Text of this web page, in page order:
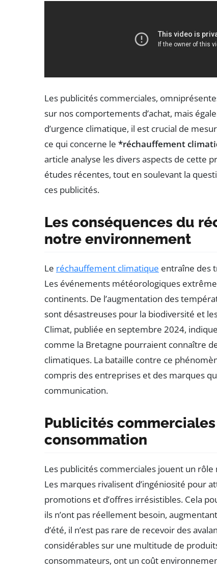
Les publicités commerciales,
sur nos comportements d’achat, mais
d’urgence climatique, il est crucial de
ce qui concerne le *réchauffement
article analyse les divers aspects de cette
études récentes, tout en soulevant la
ces publicités.
Les conséquences du
notre environnement
Le réchauffement climatique entraîne des
Les événements météorologiques
continents. De l’augmentation des
sont désastreuses pour la biodiversité et
Climat, publiée en septembre 2024,
comme la Bretagne pourraient connaître
climatiques. La bataille contre ce
compris des entreprises et des marques
communication.
Publicités
consommation
Les publicités commerciales jouent un
Les marques rivalisent d’ingéniosité pour
promotions et d’offres irrésistibles. Cela
ils n’ont pas réellement besoin,
d’été, il n’est pas rare de recevoir des
considérables sur une multitude de
consommateurs, ont un coût